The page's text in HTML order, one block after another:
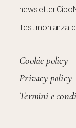
newsletter
Testimonianza
Cookie policy
Privacy policy
Termini e